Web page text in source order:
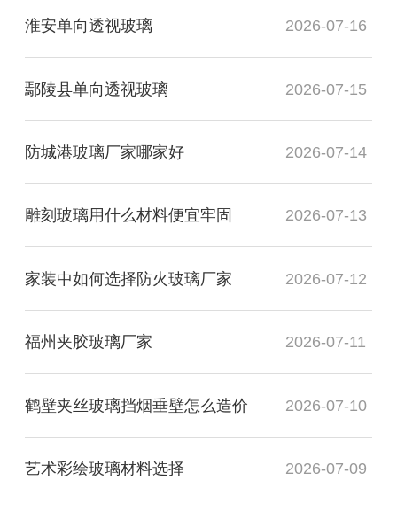
淮安单向透视玻璃 2026-07-16
鄢陵县单向透视玻璃 2026-07-15
防城港玻璃厂家哪家好 2026-07-14
雕刻玻璃用什么材料便宜牢固 2026-07-13
家装中如何选择防火玻璃厂家 2026-07-12
福州夹胶玻璃厂家 2026-07-11
鹤壁夹丝玻璃挡烟垂壁怎么造价 2026-07-10
艺术彩绘玻璃材料选择 2026-07-09